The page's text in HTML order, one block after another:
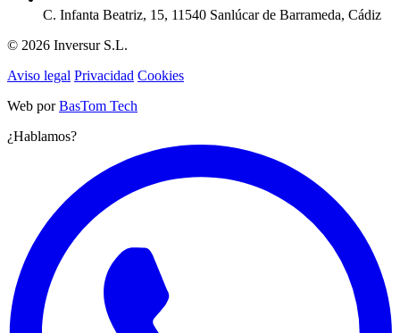
C. Infanta Beatriz, 15, 11540 Sanlúcar de Barrameda, Cádiz
© 2026 Inversur S.L.
Aviso legal Privacidad Cookies
Web porBasTom Tech
¿Hablamos?